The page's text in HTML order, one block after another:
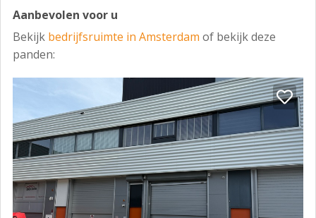
betaalbaar het huren van magazijnruimte kan zijn.
beantwoordt al uw vragen. Vraag vandaag nog uw
offerte aan en maak een afspraak - de koffie staat
klaar!
Kantoor units vanaf VVO 27m2’
Kantoor units vanaf €800,- per maand
Palletopslag:
Vanaf €14,- per pallet per maand
Aanbevolen voor u
Bekijk bedrijfsruimte in Amsterdam of bekijk deze
panden: